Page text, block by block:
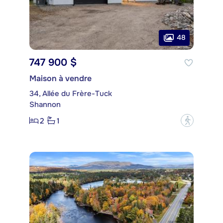
48
747 900 $
Maison à vendre
34, Allée du Frère-Tuck
Shannon
2
1 ?